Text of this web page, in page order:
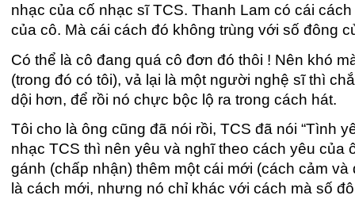
nhạc của cố nhạc sĩ TCS. Thanh Lam có cái
của cô. Mà cái cách đó không trùng với số đông
Có thể là cô đang quá cô đơn đó thôi ! Nên khó
(trong đó có tôi), vả lại là một người nghệ sĩ thì
dội hơn, để rồi nó chực bộc lộ ra trong cách hát.
Tôi cho là ông cũng đã nói rồi, TCS đã nói “Tình
nhạc TCS thì nên yêu và nghĩ theo cách yêu của
gánh (chấp nhận) thêm một cái mới (cách cảm
là cách mới, nhưng nó chỉ khác với cách mà số